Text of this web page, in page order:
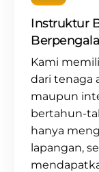
Instruktur
Kami
dari tenaga
maupun
bertahun-
hanya
lapangan,